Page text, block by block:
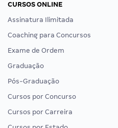
CURSOS ONLINE
Assinatura Ilimitada
Coaching para Concursos
Exame de Ordem
Graduação
Pós-Graduação
Cursos por Concurso
Cursos por Carreira